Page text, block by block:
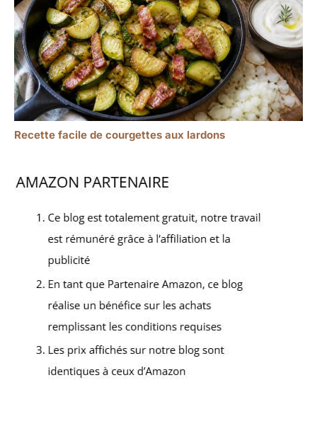
Recette facile de courgettes aux lardons